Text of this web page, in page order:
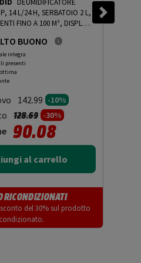
DEUMIDIFICATORE
14 L/24 H, SERBATOIO 2 L,
FINO A 100 M³, DISPLAY
OOBN - 10%
10% BUONO
integra
presenti
142.99 -10%
Prezzo ridotto da
128.69a-30%
90.08
al carrello
RICONDIZIONATI
del 30% sul prodotto